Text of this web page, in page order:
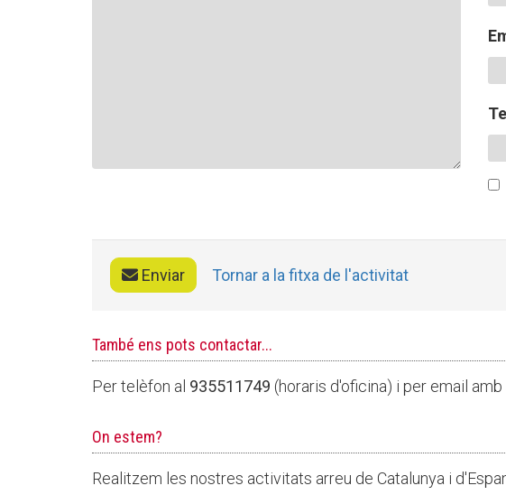
Enviar Tornar a la fitxa de l'activitat
També ens pots contactar...
Per telèfon al 935511749 (horaris d'oficina) i per email
On estem?
Realitzem les nostres activitats arreu de Catalunya i